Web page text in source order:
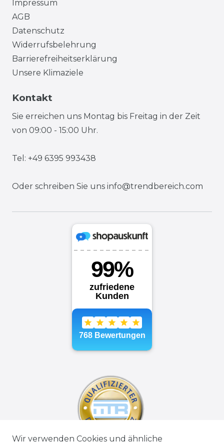
Impressum
AGB
Datenschutz
Widerrufsbelehrung
Barrierefreiheitserklärung
Unsere Klimaziele
Kontakt
Sie erreichen uns Montag bis Freitag in der Zeit
von 09:00 - 15:00 Uhr.
Tel: +49 6395 993438
Oder schreiben Sie uns info@trendbereich.com
Wir verwenden Cookies und ähnliche